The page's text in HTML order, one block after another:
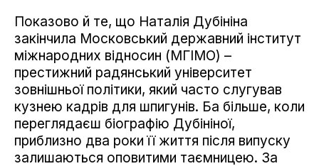
Показово й те, що Наталія Дубініна
закінчила Московський державний інститут
міжнародних відносин (МГІМО) –
престижний радянський університет
зовнішньої політики, який часто слугував
кузнею кадрів для шпигунів. Ба більше, коли
переглядаєш біографію Дубініної,
приблизно два роки її життя після випуску
залишаються оповитими таємницею. За